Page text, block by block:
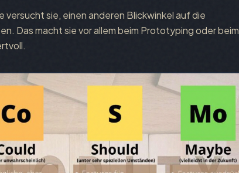
sie, einen anderen Blickwinkel auf die
Das macht sie vor allem beim Prototyping oder beim